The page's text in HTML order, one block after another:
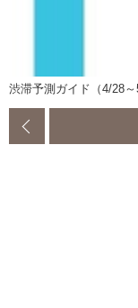
渋滞予測ガイド（4/28